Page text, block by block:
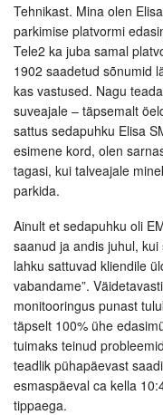
Tehnikast. Mina olen
parkimise platvormi
Tele2 ka juba samal
1902 saadetud sõnumid
kas vastused. Nagu
suveajale – täpsemalt
sattus sedapuhku Elisa
esimene kord, olen
tagasi, kui talveajale
parkida.
Ainult et sedapuhku oli
saanud ja andis juhul,
lahku sattuvad kliendile
vabandame”.
monitooringus punast
täpselt 100% ühe
tuimaks teinud
teadlik pühapäevast
esmaspäeval ca kella
tippaega.